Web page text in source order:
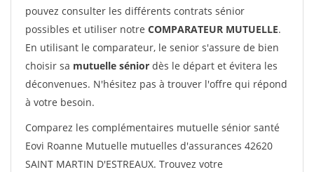
pouvez consulter les différents contrats sénior
possibles et utiliser notre COMPARATEUR MUTUELLE.
En utilisant le comparateur, le senior s'assure de bien
choisir sa mutuelle sénior dès le départ et évitera les
déconvenues. N'hésitez pas à trouver l'offre qui répond
à votre besoin.
Comparez les complémentaires mutuelle sénior santé
Eovi Roanne Mutuelle mutuelles d'assurances 42620
SAINT MARTIN D'ESTREAUX. Trouvez votre